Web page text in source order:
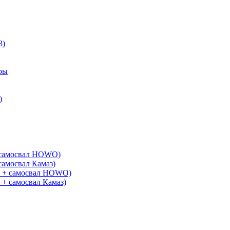
HOWO)
Камаз)
самосвал HOWO)
самосвал Камаз)